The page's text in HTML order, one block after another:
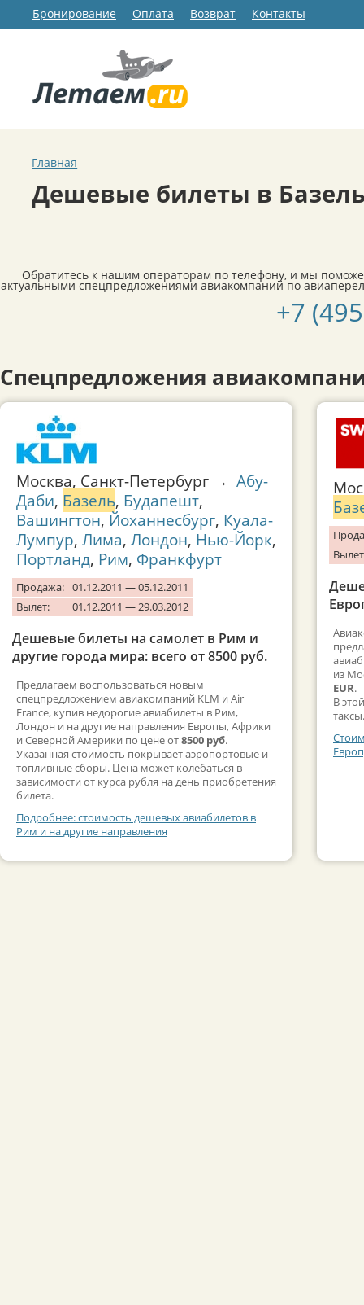
Бронирование Оплата Возврат Контакты
Главная
Дешевые билеты в
Обратитесь к нашим операторам по телефону, и мы
актуальными спецпредложениями авиакомпаний по
+7
Спецпредложения
Москва, Санкт-Петербург → Абу-
Даби, Базель, Будапешт,
Вашингтон, Йоханнесбург, Куала-
Лумпур, Лима, Лондон, Нью-Йорк,
Портланд, Рим, Франкфурт
Продажа: 01.12.2011 — 05.12.2011
Вылет:
01.12.2011 — 29.03.2012
Дешевые билеты на самолет в Рим и
другие города мира: всего от 8500 руб.
Предлагаем воспользоваться новым
спецпредложением авиакомпаний KLM и Air
France, купив недорогие авиабилеты в Рим,
Лондон и на другие направления Европы, Африки
и Северной Америки по цене от8500 руб.
Указанная стоимость покрывает аэропортовые и
топливные сборы. Цена может колебаться в
зависимости от курса рубля на день приобретения
билета.
Подробнее: стоимость дешевых авиабилетов в
Рим и на другие направления
из
EUR.
В
таксы.